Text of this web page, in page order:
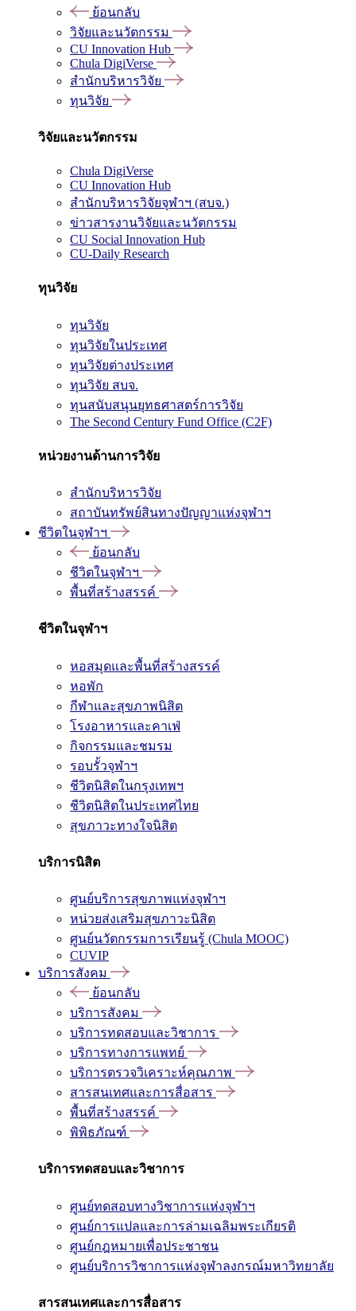
ย้อนกลับ
วิจัยและนวัตกรรม
CU Innovation Hub
Chula DigiVerse
สำนักบริหารวิจัย
ทุนวิจัย
วิจัยและนวัตกรรม
Chula DigiVerse
CU Innovation Hub
สำนักบริหารวิจัยจุฬาฯ (สบจ.)
ข่าวสารงานวิจัยและนวัตกรรม
CU Social Innovation Hub
CU-Daily Research
ทุนวิจัย
ทุนวิจัย
ทุนวิจัยในประเทศ
ทุนวิจัยต่างประเทศ
ทุนวิจัย สบจ.
ทุนสนับสนุนยุทธศาสตร์การวิจัย
The Second Century Fund Office (C2F)
หน่วยงานด้านการวิจัย
สำนักบริหารวิจัย
สถาบันทรัพย์สินทางปัญญาแห่งจุฬาฯ
ชีวิตในจุฬาฯ
ย้อนกลับ
ชีวิตในจุฬาฯ
พื้นที่สร้างสรรค์
ชีวิตในจุฬาฯ
หอสมุดและพื้นที่สร้างสรรค์
หอพัก
กีฬาและสุขภาพนิสิต
โรงอาหารและคาเฟ่
กิจกรรมและชมรม
รอบรั้วจุฬาฯ
ชีวิตนิสิตในกรุงเทพฯ
ชีวิตนิสิตในประเทศไทย
สุขภาวะทางใจนิสิต
บริการนิสิต
ศูนย์บริการสุขภาพแห่งจุฬาฯ
หน่วยส่งเสริมสุขภาวะนิสิต
ศูนย์นวัตกรรมการเรียนรู้ (Chula MOOC)
CUVIP
บริการสังคม
ย้อนกลับ
บริการสังคม
บริการทดสอบและวิชาการ
บริการทางการแพทย์
บริการตรวจวิเคราะห์คุณภาพ
สารสนเทศและการสื่อสาร
พื้นที่สร้างสรรค์
พิพิธภัณฑ์
บริการทดสอบและวิชาการ
ศูนย์ทดสอบทางวิชาการแห่งจุฬาฯ
ศูนย์การแปลและการล่ามเฉลิมพระเกียรติ
ศูนย์กฎหมายเพื่อประชาชน
ศูนย์บริการวิชาการแห่งจุฬาลงกรณ์มหาวิทยาลัย
สารสนเทศและการสื่อสาร